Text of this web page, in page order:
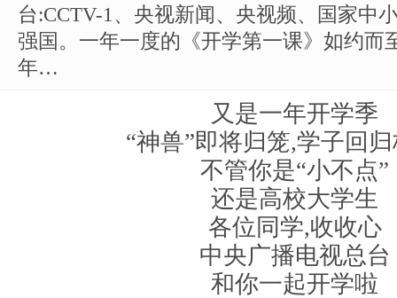
台:CCTV-1、央视新闻、央视频、国家中
强国。一年一度的《开学第一课》如约而
年…
又是一年开学季
“神兽”即将归笼,学子回
不管你是“小不点”
还是高校大学生
各位同学,收收心
中央广播电视总台
和你一起开学啦